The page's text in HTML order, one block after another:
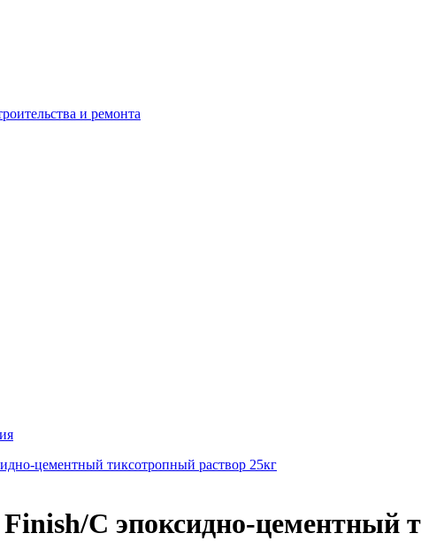
и ремонта
C эпоксидно-цементный